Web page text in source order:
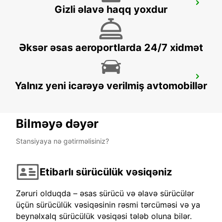
MELBOURNE FRANKSTON
FRANKSTON - AUSTRALIA
MELBOURNE DANDENONG
DANDENONG - AUSTRALIA
Gizli əlavə haqq yoxdur
Əksər əsas aeroportlarda 24/7 xidmət
Yalnız yeni icarəyə verilmiş avtomobillər
Bilməyə dəyər
Stansiyaya nə gətirməlisiniz?
Etibarlı sürücülük vəsiqəniz
Zəruri olduqda – əsas sürücü və əlavə sürücülər
üçün sürücülük vəsiqəsinin rəsmi tərcüməsi və ya
beynəlxalq sürücülük vəsiqəsi tələb oluna bilər.